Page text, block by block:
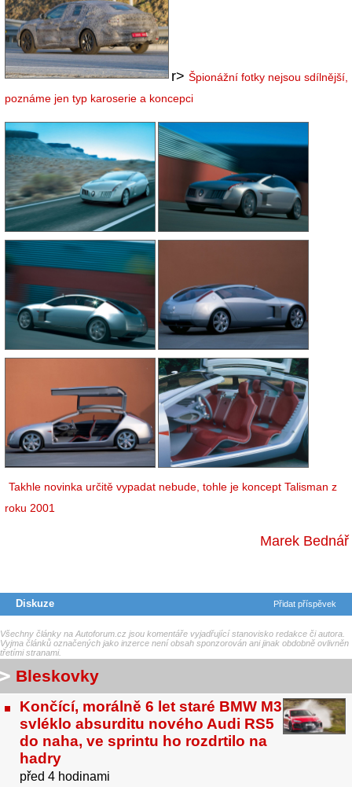
r> Špionážní fotky nejsou sdílnější,
poznáme jen typ karoserie a koncepci
Takhle novinka určitě vypadat nebude, tohle je koncept Talisman z
roku 2001
Marek Bednář
Diskuze Přidat příspěvek
Všechny články na Autoforum.cz jsou komentáře vyjadřující stanovisko redakce či autora.
Vyjma článků označených jako inzerce není obsah sponzorován ani jinak obdobně ovlivněn
třetími stranami.
Bleskovky
Končící, morálně 6 let staré BMW M3
svléklo absurditu nového Audi RS5
do naha, ve sprintu ho rozdrtilo na
hadry
před 4 hodinami